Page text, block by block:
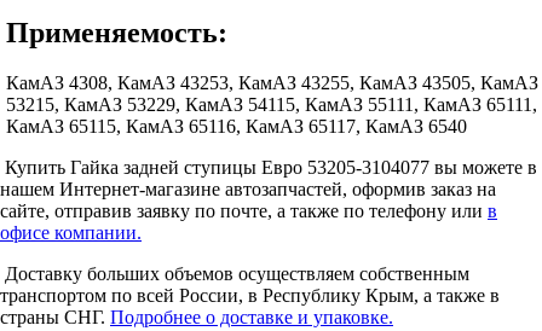
Применяемость:
КамАЗ 4308, КамАЗ 43253, КамАЗ 43255, КамАЗ 43505, КамАЗ
53215, КамАЗ 53229, КамАЗ 54115, КамАЗ 55111, КамАЗ 65111,
КамАЗ 65115, КамАЗ 65116, КамАЗ 65117, КамАЗ 6540
Купить Гайка задней ступицы Евро 53205-3104077 вы можете в
нашем Интернет-магазине автозапчастей, оформив заказ на
сайте, отправив заявку по почте, а также по телефону или в
офисе компании.
Доставку больших объемов осуществляем собственным
транспортом по всей России, в Республику Крым, а также в
страны СНГ. Подробнее о доставке и упаковке.